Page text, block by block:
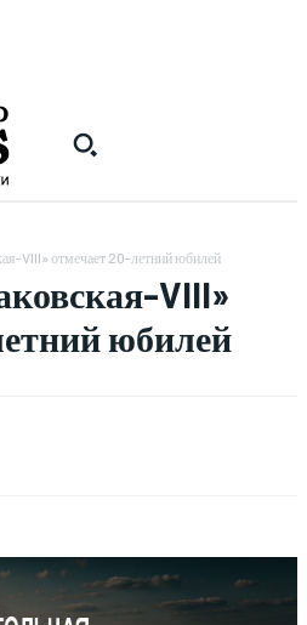
VIII» отмечает 20-летний юбилей
VIII»
юбилей